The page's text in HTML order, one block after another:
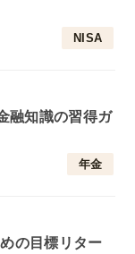
NISA
融知識の習得ガ
年金
の目標リター